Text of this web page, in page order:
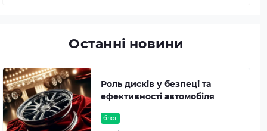
Останні новини
блог
Роль дисків у безпеці та
ефективності автомобіля